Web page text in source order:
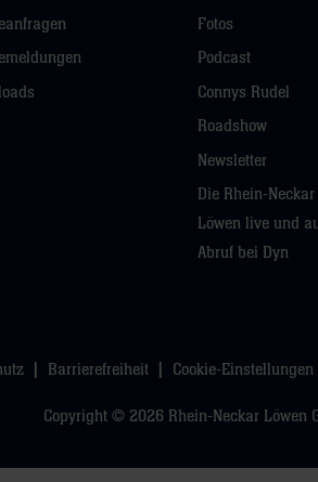
Fotos
Podcast
Connys Rudel
Roadshow
Newsletter
Die Rhein-Neckar
Löwen live und
Abruf bei Dyn
Barrierefreiheit Cookie-Einstellungen
Copyright © 2026 Rhein-Neckar Löwen